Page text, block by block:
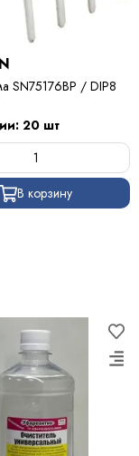
SN75176BP / DIP8
20 шт
В корзину